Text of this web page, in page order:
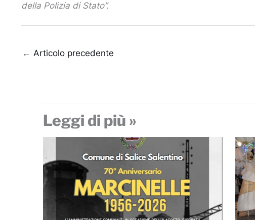
della Polizia di Stato”.
← Articolo precedente
Leggi di più »